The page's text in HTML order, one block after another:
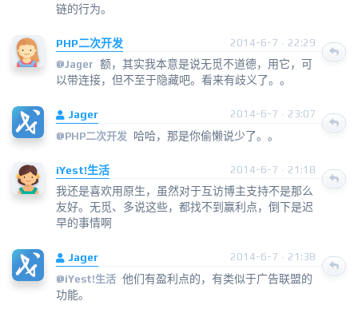
链的行为。
PHP二次开发
2014-6-7 · 22:29
@Jager 额，其实我本意是说无觅不道德，用它，可
以带连接，但不至于隐藏吧。看来有歧义了。。
Jager
2014-6-7 · 23:07
@PHP二次开发 哈哈，那是你偷懒说少了。。
iYest!生活 2014-6-7 · 21:18
我还是喜欢用原生，虽然对于互访博主支持不是那么
友好。无觅、多说这些，都找不到赢利点，倒下是迟
早的事情啊
Jager
2014-6-7 · 21:38
@iYest!生活 他们有盈利点的，有类似于广告联盟的
功能。